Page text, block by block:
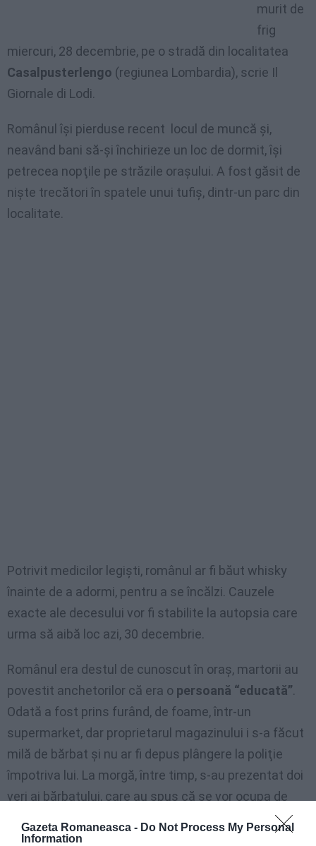
Gazeta Romaneasca - Do Not Process My Personal
Information
murit de
frig
miercuri, 28 decembrie, pe o stradă din localitatea
Casalpusterlengo (regiunea Lombardia), scrie Il
Giornale di Lodi.
Românul îşi pierduse recent locul de muncă şi,
neavând bani să-şi închirieze un loc de dormit, îşi
petrecea nopţile pe străzile oraşului. A fost găsit de
nişte trecători în spatele unui tufiş, dintr-un parc din
localitate.
Potrivit medicilor legişti, românul ar fi băut whisky
înainte de a adormi, pentru a se încălzi. Cauzele
exacte ale decesului vor fi stabilite la autopsia care
urma să aibă loc azi, 30 decembrie.
Românul era destul de cunoscut în oraş, martorii au
povestit anchetorilor că era o persoană “educată”.
Odată a fost prins furând, de foame, într-un
supermarket, dar proprietarul magazinului i s-a făcut
milă de bărbat şi nu ar fi depus plângere la poliţie
împotriva lui. La morgă, între timp, s-au prezentat doi
veri ai bărbatului, care au spus că se vor ocupa de